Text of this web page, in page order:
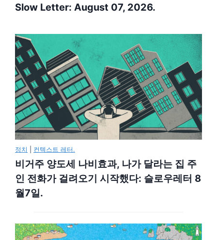
Slow Letter: August 07, 2026.
정치 컨텍스트 레터.
비거주 양도세 나비효과, 나가 달라는 집 주
인 전화가 걸려오기 시작했다: 슬로우레터 8
월7일.